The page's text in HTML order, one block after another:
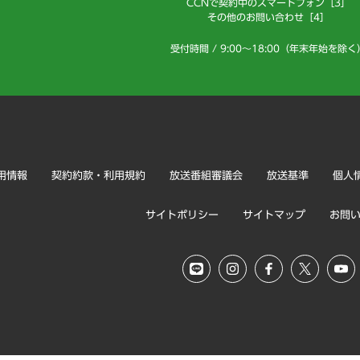
CCNで契約中のスマートフォン［3］
その他のお問い合わせ［4］
受付時間 / 9:00～18:00（年末年始を除く
情報 契約約款・利用規約 放送番組審議会 放送基準 個人
サイトポリシー サイトマップ お問